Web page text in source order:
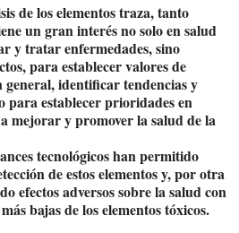
de los elementos traza, tanto
un gran interés no solo en salud
y tratar enfermedades, sino
para establecer valores de
identificar tendencias y
para establecer prioridades en
mejorar y promover la salud de la
tecnológicos han permitido
de estos elementos y, por otra
efectos adversos sobre la salud con
bajas de los elementos tóxicos.